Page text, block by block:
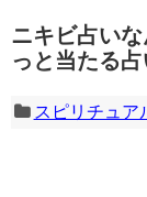
ニキビ占い
っと当たる
スピリチュア